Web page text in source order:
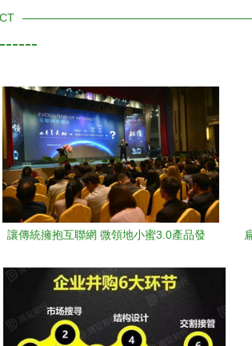
讓傳統擁抱互聯網 微領地小蜜3.0產品發